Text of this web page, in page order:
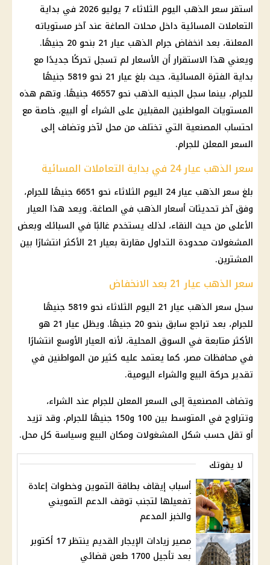
استقر سعر الذهب اليوم الثلاثاء 7 يوليو 2026 في بداية
التعاملات المسائية داخل محلات الصاغة عند آخر مستوياته
المعلنة، بعد انخفاض جرام الذهب عيار 21 بنحو 20 جنيهًا.
ويعني هذا الاستقرار أن الأسعار لم تسجل تحركًا جديدًا مع
بداية الفترة المسائية، حيث بلغ عيار 21 نحو 5819 جنيهًا
للجرام، بينما سجل الجنيه الذهب نحو 46557 جنيهًا. وتهم هذه
المستويات المواطنين المقبلين على الشراء أو البيع، خاصة مع
احتساب المصنعية التي تختلف من محل لآخر وتضاف إلى
السعر المعلن للجرام.
سعر الذهب عيار 24 في بداية التعاملات المسائية
بلغ سعر الذهب عيار 24 اليوم الثلاثاء نحو 6651 جنيهًا للجرام،
وفق آخر تحديثات أسعار الذهب في الصاغة. ويعد هذا العيار
الأعلى من حيث النقاء، لذلك يستخدم غالبًا في السبائك وبعض
المشغولات محدودة التداول مقارنة بعيار 21 الأكثر انتشارًا بين
المشترين.
سعر الذهب عيار 21 بعد الانخفاض
سجل سعر الذهب عيار 21 اليوم الثلاثاء نحو 5819 جنيهًا
للجرام، بعد تراجع سابق بنحو 20 جنيهًا. ويظل عيار 21 هو
الأكثر متابعة في السوق المحلية، لأنه العيار الأوسع انتشارًا
في محافظات مصر، كما يعتمد عليه كثير من المواطنين في
تقدير حركة البيع والشراء اليومية.
وتضاف المصنعية إلى السعر المعلن للجرام عند الشراء،
وتتراوح في المتوسط بين 100 و150 جنيهًا للجرام، وقد تزيد
أو تقل حسب شكل المشغولات ومكان البيع وسياسة كل محل.
لا يفوتك
أسباب إيقاف بطاقة التموين وخطوات إعادة
تفعيلها لتجنب توقف الدعم التمويني
والخبز المدعم
مصير زيادات الإيجار القديم ينتظر 17 أكتوبر
بعد تأجيل 1700 طعن قضائي